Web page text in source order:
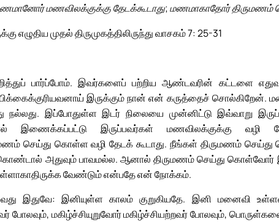
மணவிலக்குக்கு தேடக்கூடாது; மணமாகாதோர் திருமணம்
எழுதிய முதல் திருமுகத்திலிருந்து வாசகம் 7: 25-31
பார்ப்போம். இவர்களைப் பற்றிய ஆண்டவரின் கட்டளை
இருக்கும் நான் என் கருத்தைச் சொல்கிறேன்.
நல்லது. இப்போதுள்ள இடர் நிலையை முன்னிட்டு இவ்வாறு
இணைக்கப்பட்டு இருப்பவர்கள் மணவிலக்குக்கு வழி
செய்து கொள்ள வழி தேடக் கூடாது. நீங்கள் திருமணம்
அதுவும் பாவமல்ல. ஆனால் திருமணம் செய்து கொள்வோர்
வேண்டும் என்பதே என் நோக்கம்.
இதுவே: இனியுள்ள காலம் குறுகியதே. இனி மனைவி
போலவும், மகிழ்ச்சியுறுவோர் மகிழ்ச்சியற்றவர் போலவும்,